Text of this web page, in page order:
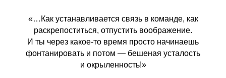
«…Как устанавливается связь в команде, как
раскрепоститься, отпустить воображение.
И ты через какое-то время просто начинаешь
фонтанировать и потом — бешеная усталость
и окрыленность!»